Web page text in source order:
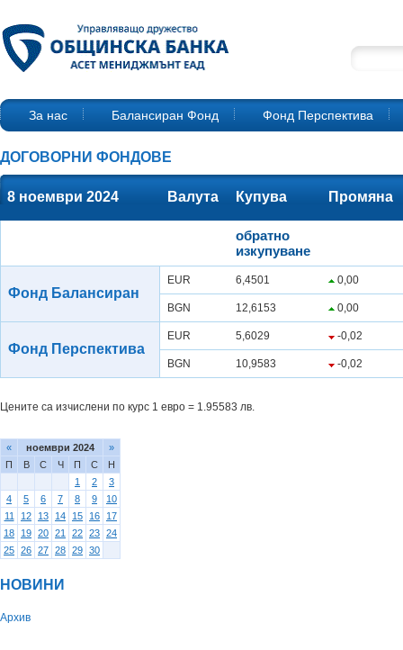
За нас Балансиран Фонд Фонд Перспектива
ДОГОВОРНИ ФОНДОВЕ
8 ноември 2024 Валута Купува Промяна
обратно
изкупуване
Фонд Балансиран
EUR 6,4501 0,00
BGN 12,6153 0,00
Фонд Перспектива
EUR 5,6029 -0,02
BGN 10,9583 -0,02
Цените са изчислени по курс 1 евро = 1.95583 лв.
« ноември 2024
»
П
В С Ч П С
Н
1
2
3
4
5 6 7 8 9
10
11
12 13 14 15 16
17
18
19 20 21 22 23 24
25 26 27 28 29 30
НОВИНИ
Архив